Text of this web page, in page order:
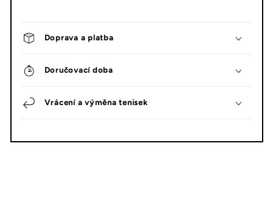
Doprava a platba
Doručovací doba
Vrácení a výměna tenisek